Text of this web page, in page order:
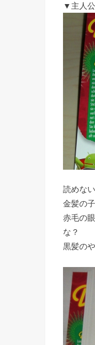
▼主人
読めな
金髪の
赤毛の
な？
黒髪の